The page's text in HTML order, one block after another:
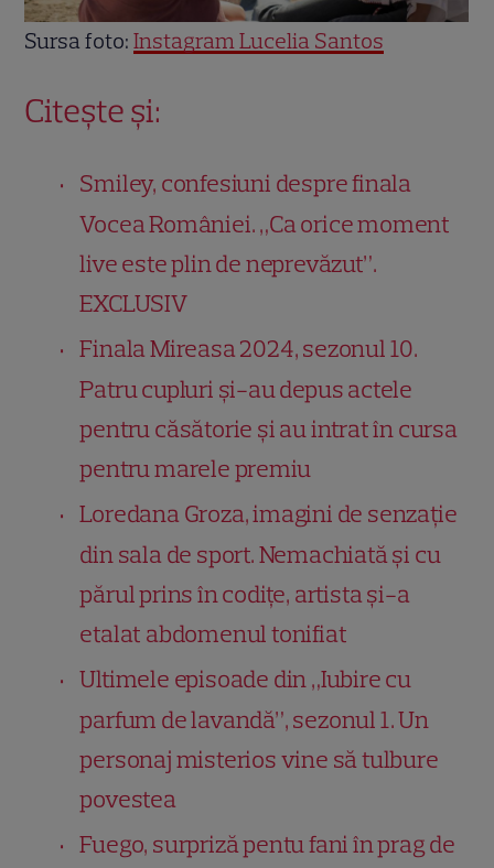
Sursa foto:Instagram Lucelia Santos
Citește și:
Smiley, confesiuni despre finala
Vocea României. „Ca orice moment
live este plin de neprevăzut”.
EXCLUSIV
Finala Mireasa 2024, sezonul 10.
Patru cupluri şi-au depus actele
pentru căsătorie și au intrat în cursa
pentru marele premiu
Loredana Groza, imagini de senzație
din sala de sport. Nemachiată și cu
părul prins în codițe, artista și-a
etalat abdomenul tonifiat
Ultimele episoade din „Iubire cu
parfum de lavandă”, sezonul 1. Un
personaj misterios vine să tulbure
povestea
Fuego, surpriză pentu fani în prag de